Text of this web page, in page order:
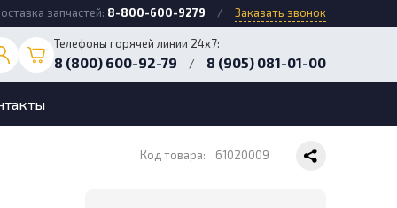
запчастей: 8-800-600-9279 / Заказать звонок
Телефоны горячей линии 24х7:
8 (800) 600-92-79 / 8 (905) 081-01-00
Код товара: 61020009